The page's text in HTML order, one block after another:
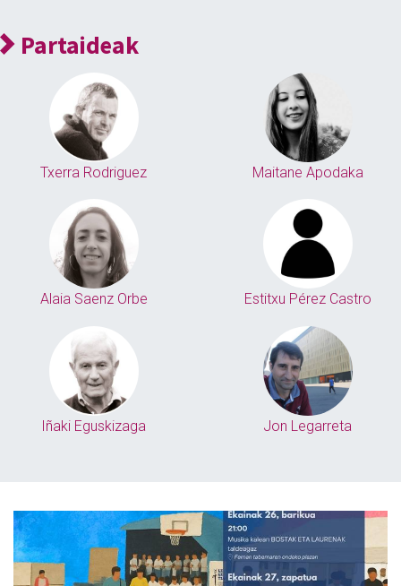
Partaideak
Txerra Rodriguez Maitane Apodaka
Alaia Saenz Orbe Estitxu Pérez Castro
Iñaki Eguskizaga Jon Legarreta